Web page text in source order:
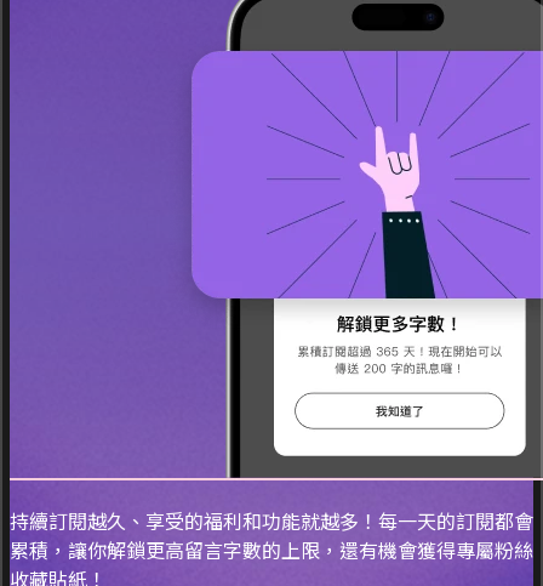
持續訂閱越久、享受的福利和功能就越多！每一天的訂閱都會
累積，讓你解鎖更高留言字數的上限，還有機會獲得專屬粉絲
收藏貼紙！